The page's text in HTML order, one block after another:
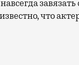
что